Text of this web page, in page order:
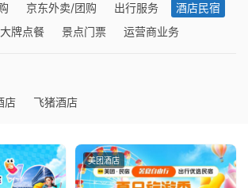
京东外卖/团购 出行服务
酒店民宿
大牌点餐 景点门票 运营商业务
店 飞猪酒店
美团酒店